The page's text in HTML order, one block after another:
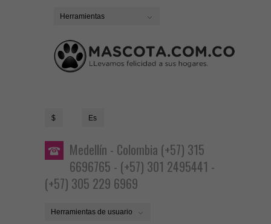
Herramientas
$ Es
Medellín - Colombia (+57) 315
6696765 - (+57) 301 2495441 -
(+57) 305 229 6969
Herramientas de usuario